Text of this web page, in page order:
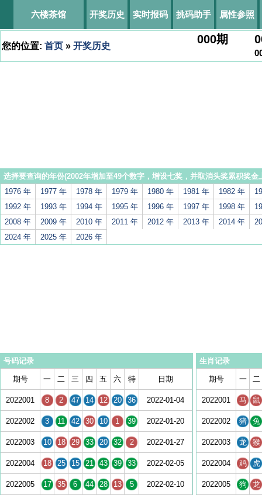
六楼茶馆 开奖历史 实时报码 挑码助手 属性参照
您的位置: 首页 » 开奖历史
000期
选择要查询的年份(2002年增加至49个数字，增设七奖，并取消头奖累积奖
1976 年
1977 年 1978 年 1979 年 1980 年 1981 年 1982 年
1992 年
1993 年 1994 年 1995 年 1996 年 1997 年 1998 年
2008 年
2009 年 2010 年 2011 年 2012 年 2013 年 2014 年
2024 年
2025 年 2026 年
号码记录
期号 一 二 三 四 五 六 特 日期
2022001 8 2 47 14 12 20 36 2022-01-04
2022002 3 11 42 30 10 1 39 2022-01-20
2022003 10 18 29 33 20 32 2 2022-01-27
2022004 18 25 15 21 43 39 33 2022-02-05
2022005 17 35 6 44 28 13 5 2022-02-10
生肖记录
期号 一 二
2022001 马 鼠
2022002 猪 兔
2022003 龙 猴
2022004 鸡 虎
2022005 狗 龙